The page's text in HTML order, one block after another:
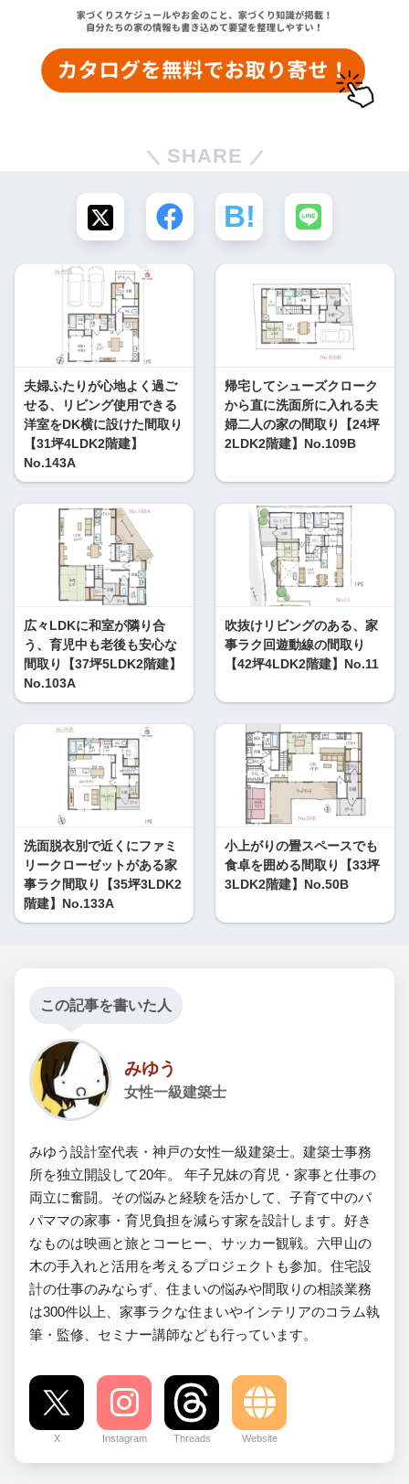
SHARE
夫婦ふたりが心地よく過ご
せる、リビング使用できる
洋室をDK横に設けた間取り
【31坪4LDK2階建】
No.143A
帰宅してシューズクローク
から直に洗面所に入れる夫
婦二人の家の間取り【24坪
2LDK2階建】No.109B
広々LDKに和室が隣り合
う、育児中も老後も安心な
間取り【37坪5LDK2階建】
No.103A
吹抜けリビングのある、家
事ラク回遊動線の間取り
【42坪4LDK2階建】No.11
洗面脱衣別で近くにファミ
リークローゼットがある家
事ラク間取り【35坪3LDK2
階建】No.133A
小上がりの畳スペースでも
食卓を囲める間取り【33坪
3LDK2階建】No.50B
この記事を書いた人
みゆう
女性一級建築士
みゆう設計室代表・神戸の女性一級建築士。建築士事務
所を独立開設して20年。 年子兄妹の育児・家事と仕事の
両立に奮闘。その悩みと経験を活かして、子育て中のパ
パママの家事・育児負担を減らす家を設計します。好き
なものは映画と旅とコーヒー、サッカー観戦。六甲山の
木の手入れと活用を考えるプロジェクトも参加。住宅設
計の仕事のみならず、住まいの悩みや間取りの相談業務
は300件以上、家事ラクな住まいやインテリアのコラム執
筆・監修、セミナー講師なども行っています。
X Instagram Threads Website